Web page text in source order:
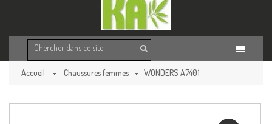
Accueil Chaussures femmes WONDERS A7401